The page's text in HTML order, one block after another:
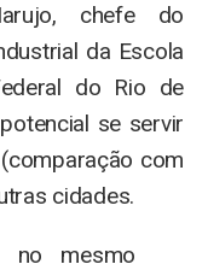
chefe do
da Escola
do Rio de
se servir
(comparação com
cidades.
no mesmo